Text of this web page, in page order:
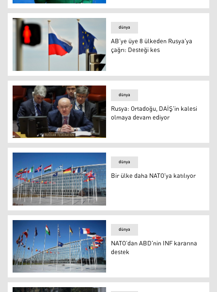
Merkel: İngiltere'ye net ve kapsamlı önerilerde
AB’ye üye 8 ülkeden Rusya'ya çağrı: Desteği kes
dünya
AB’ye üye 8 ülkeden Rusya'ya
çağrı: Desteği kes
Rusya: Ortadoğu, DAİŞ'in kalesi olmaya devam ediyor
dünya
Rusya: Ortadoğu, DAİŞ'in kalesi
olmaya devam ediyor
Bir ülke daha NATO'ya katılıyor
dünya
Bir ülke daha NATO'ya katılıyor
NATO’dan ABD'nin INF kararına destek
dünya
NATO’dan ABD'nin INF kararına
destek